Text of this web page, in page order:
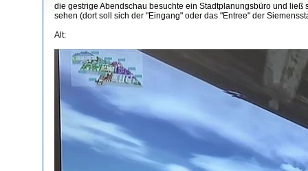
die gestrige Abendschau besuchte ein Stadtplanungsbüro und
sehen (dort soll sich der "Eingang" oder das "Entree" der
Alt: